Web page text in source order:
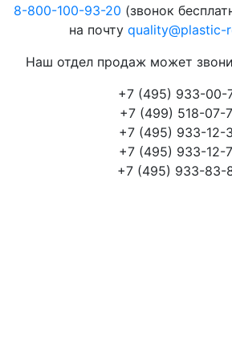
8-800-100-93-20 (звонок
на почту quality@plastic-
Наш отдел продаж может
+7 (495) 933-00-
+7 (499) 518-07-
+7 (495) 933-12-
+7 (495) 933-12-
+7 (495) 933-83-